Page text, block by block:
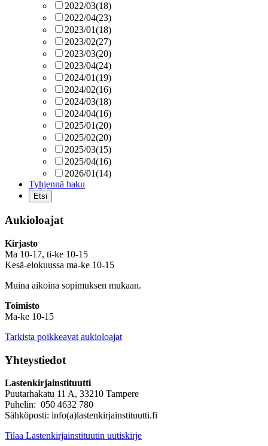
2022/03(18)
2022/04(23)
2023/01(18)
2023/02(27)
2023/03(20)
2023/04(24)
2024/01(19)
2024/02(16)
2024/03(18)
2024/04(16)
2025/01(20)
2025/02(20)
2025/03(15)
2025/04(16)
2026/01(14)
Tyhjennä haku
Aukioloajat
Kirjasto
Ma 10-17, ti-ke 10-15
Kesä-elokuussa ma-ke 10-15
Muina aikoina sopimuksen mukaan.
Toimisto
Ma-ke 10-15
Tarkista poikkeavat aukioloajat
Yhteystiedot
Lastenkirjainstituutti
Puutarhakatu 11 A, 33210 Tampere
Puhelin: 050 4632 780
Sähköposti: info(a)lastenkirjainstituutti.fi
Tilaa Lastenkirjainstituutin uutiskirje